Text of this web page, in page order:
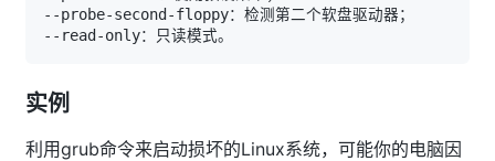
实例
利用grub命令来启动损坏的Linux系统，可能你的电脑因